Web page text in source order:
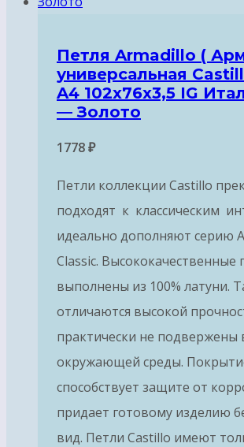
Петля Armadillo (
универсальная
A4 102x76x3,5 IG
— Золото
1778₽
Петли коллекции Castillo
подходят к классическим
идеально дополняют серию
Classic. Высококачественные
выполнены из 100% латуни.
отличаются высокой
практически не подвержены
окружающей среды.
способствует защите от
придает готовому изделию
вид. Петли Castillo имеют